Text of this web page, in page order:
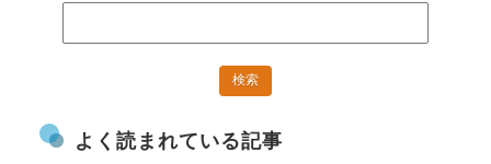
よく読まれている記事